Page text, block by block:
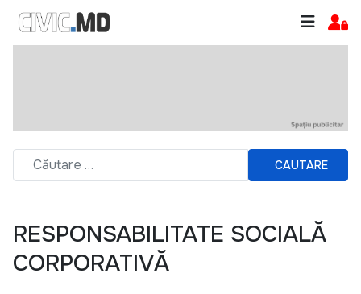
CAUTARE
RESPONSABILITATE SOCIALĂ
CORPORATIVĂ